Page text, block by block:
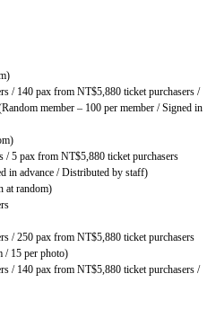
/ 140 pax from NT$5,880 ticket purchasers /
member – 100 per member / Signed in
5 pax from NT$5,880 ticket purchasers
in advance / Distributed by staff)
at random)
/ 250 pax from NT$5,880 ticket purchasers
/ 15 per photo)
/ 140 pax from NT$5,880 ticket purchasers /